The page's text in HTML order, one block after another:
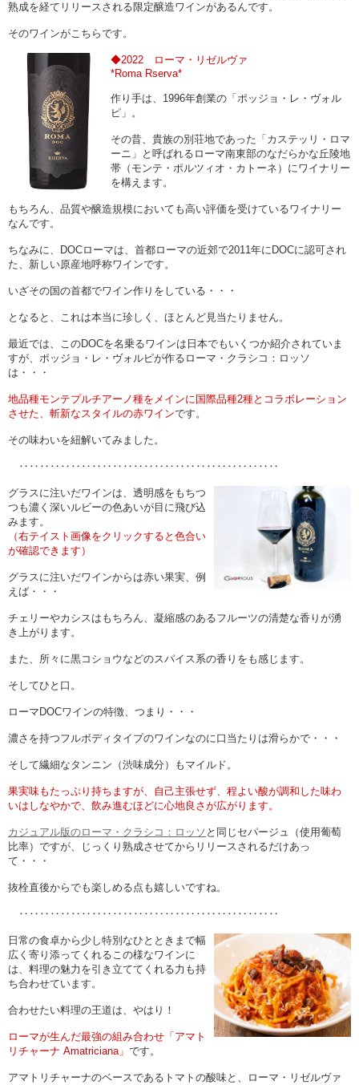
熟成を経てリリースされる限定醸造ワインがあるんです。
そのワインがこちらです。
◆2022 ローマ・リゼルヴァ
*Roma Rserva*
作り手は、1996年創業の「ポッジョ・レ・ヴォル
ピ」。
その昔、貴族の別荘地であった「カステッリ・ロマ
ーニ」と呼ばれるローマ南東部のなだらかな丘陵地
帯（モンテ・ポルツィオ・カトーネ）にワイナリー
を構えます。
もちろん、品質や醸造規模においても高い評価を受けているワイナリー
なんです。
ちなみに、DOCローマは、首都ローマの近郊で2011年にDOCに認可され
た、新しい原産地呼称ワインです。
いざその国の首都でワイン作りをしている・・・
となると、これは本当に珍しく、ほとんど見当たりません。
最近では、このDOCを名乗るワインは日本でもいくつか紹介されていま
すが、ポッジョ・レ・ヴォルピが作るローマ・クラシコ：ロッソ
は・・・
地品種モンテプルチアーノ種をメインに国際品種2種とコラボレーション
させた、斬新なスタイルの赤ワインです。
その味わいを紐解いてみました。
‥‥‥‥‥‥‥‥‥‥‥‥‥‥‥‥‥‥‥‥‥‥‥‥‥
グラスに注いだワインは、透明感をもちつ
つも濃く深いルビーの色あいが目に飛び込
みます。
（右テイスト画像をクリックすると色合い
が確認できます）
グラスに注いだワインからは赤い果実、例
えば・・・
チェリーやカシスはもちろん、凝縮感のあるフルーツの清楚な香りが湧
き上がります。
また、所々に黒コショウなどのスパイス系の香りをも感じます。
そしてひと口。
ローマDOCワインの特徴、つまり・・・
濃さを持つフルボディタイプのワインなのに口当たりは滑らかで・・・
そして繊細なタンニン（渋味成分）もマイルド。
果実味もたっぷり持ちますが、自己主張せず、程よい酸が調和した味わ
いはしなやかで、飲み進むほどに心地良さが広がります。
カジュアル版のローマ・クラシコ：ロッソ と同じセパージュ（使用葡萄
比率）ですが、じっくり熟成させてからリリースされるだけあっ
て・・・
抜栓直後からでも楽しめる点も嬉しいですね。
‥‥‥‥‥‥‥‥‥‥‥‥‥‥‥‥‥‥‥‥‥‥‥‥‥
日常の食卓から少し特別なひとときまで幅
広く寄り添ってくれるこの様なワインに
は、料理の魅力を引き立ててくれる力も持
ち合わせています。
合わせたい料理の王道は、やはり！
ローマが生んだ最強の組み合わせ「アマト
リチャーナ Amatriciana」 です。
アマトリチャーナのベースであるトマトの酸味と、ローマ・リゼルヴァ